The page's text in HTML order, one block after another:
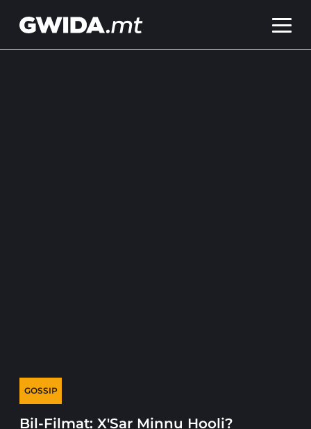
GOSSIP
Bil-Filmat: X'Sar Minnu Hooli?